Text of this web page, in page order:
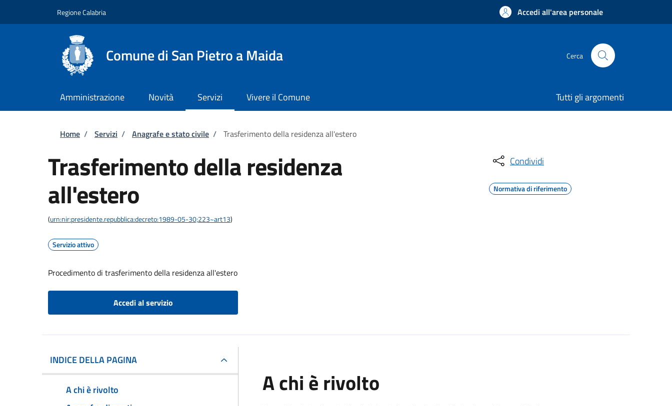
Regione Calabria Accedi all'area personale
Comune di San Pietro a Maida Cerca
Amministrazione Novità Servizi Vivere il Comune Tutti gli argomenti
Briciole di pane
Home / Servizi / Anagrafe e stato civile / Trasferimento della residenza all'estero
Trasferimento della residenza
all'estero
(urn:nir:presidente.repubblica:decreto:1989-05-30;223~art13)
Servizio attivo
Procedimento di trasferimento della residenza all'estero
Accedi al servizio
Condividi
Normativa di riferimento
INDICE DELLA PAGINA
A chi è rivolto
A chi è rivolto